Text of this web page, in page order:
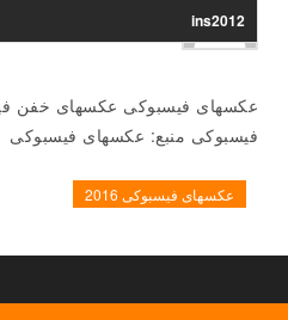
ins2012
عکسهای فیسبوکی عکسهای خفن
فیسبوکی منبع: عکسهای فیسبوکی
عکسهای فیسبوکی 2016